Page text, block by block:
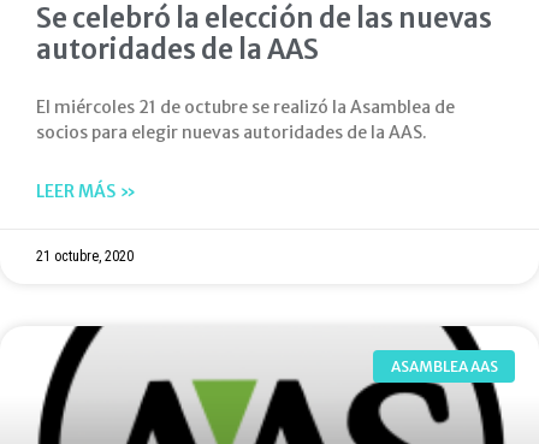
Se celebró la elección de las nuevas
autoridades de la AAS
El miércoles 21 de octubre se realizó la Asamblea de
socios para elegir nuevas autoridades de la AAS.
LEER MÁS »
21 octubre, 2020
ASAMBLEA AAS